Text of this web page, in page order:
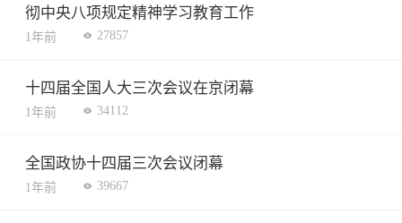
彻中央八项规定精神学习教育工作
1年前 27857
十四届全国人大三次会议在京闭幕
1年前 34112
全国政协十四届三次会议闭幕
1年前 39667